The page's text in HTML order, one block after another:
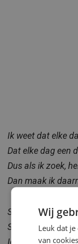
Ik weet dat elke
Dat elke dag een
Dus als ik zoek,
Dan maak ik
Stuur mij maar
Stuur mij er maar
Iets kleins, iets
Wij
Leuk dat
van